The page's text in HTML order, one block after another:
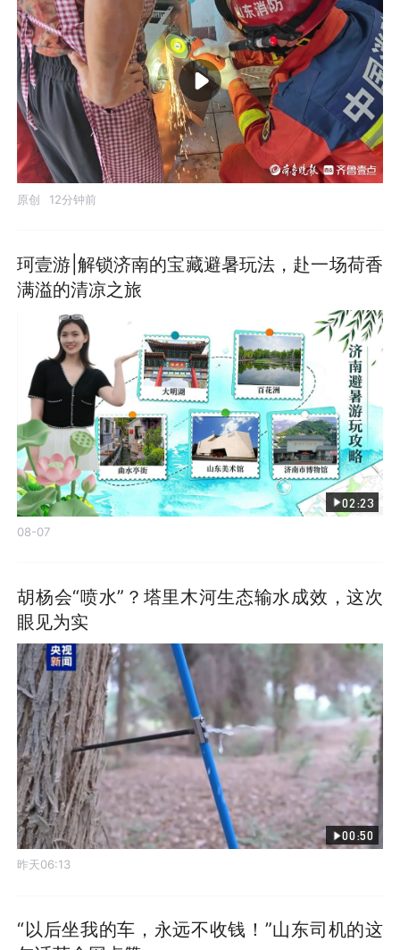
原创 12分钟前
珂壹游|解锁济南的宝藏避暑玩法，赴一场荷香
满溢的清凉之旅
02:23
08-07
胡杨会“喷水”？塔里木河生态输水成效，这次
眼见为实
00:50
昨天06:13
“以后坐我的车，永远不收钱！”山东司机的这